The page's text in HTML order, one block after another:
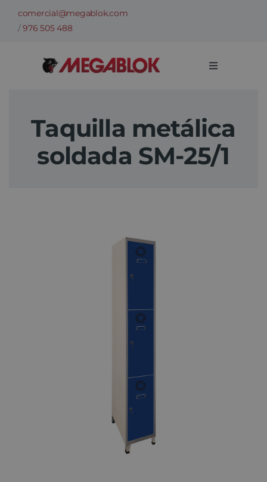
Saltarcomercial@megablok.com
/976 505 488
Toggle
Sectores
Taquilla metálica
soldada SM-25/1